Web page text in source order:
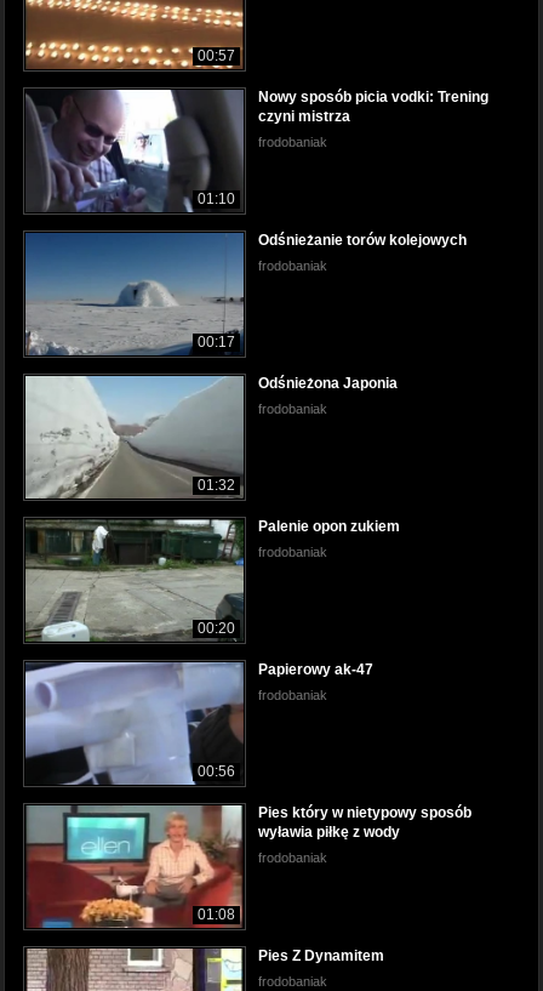
00:57
01:10
Nowy sposób picia vodki: Trening
czyni mistrza
frodobaniak
00:17
Odśnieżanie torów kolejowych
frodobaniak
01:32
Odśnieżona Japonia
frodobaniak
00:20
Palenie opon zukiem
frodobaniak
00:56
Papierowy ak-47
frodobaniak
01:08
Pies który w nietypowy sposób
wyławia piłkę z wody
frodobaniak
Pies Z Dynamitem
frodobaniak